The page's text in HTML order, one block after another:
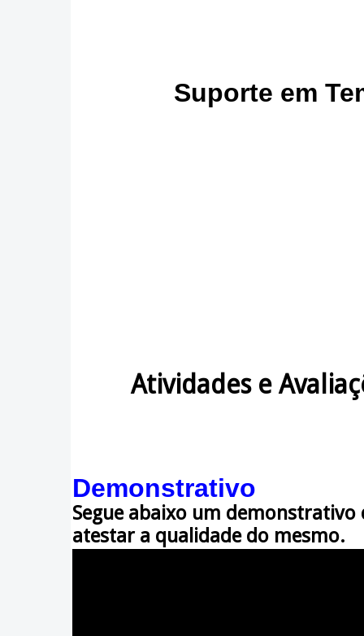
Suporte em
Atividades e
Demonstrativo
Segue abaixo um
atestar a qualidade do mesmo.